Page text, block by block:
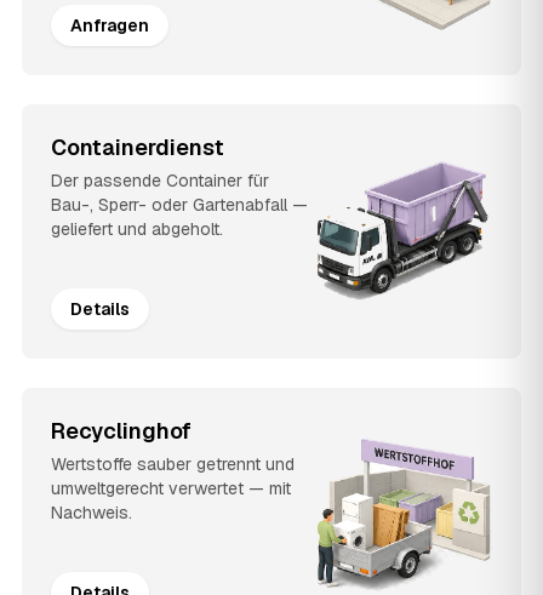
Anfragen
Containerdienst
Der passende Container für
Bau-, Sperr- oder Gartenabfall —
geliefert und abgeholt.
Details
Recyclinghof
Wertstoffe sauber getrennt und
umweltgerecht verwertet — mit
Nachweis.